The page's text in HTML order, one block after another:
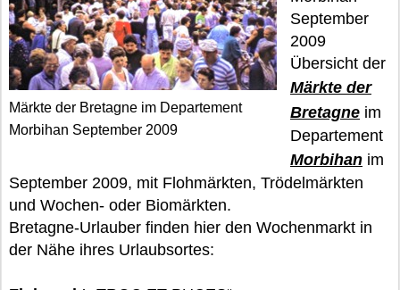
Märkte der Bretagne im Departement
Morbihan September 2009
September
2009
Übersicht der
Märkte der
Bretagne im
Departement
Morbihan im
September 2009, mit Flohmärkten, Trödelmärkten
und Wochen- oder Biomärkten.
Bretagne-Urlauber finden hier den Wochenmarkt in
der Nähe ihres Urlaubsortes: